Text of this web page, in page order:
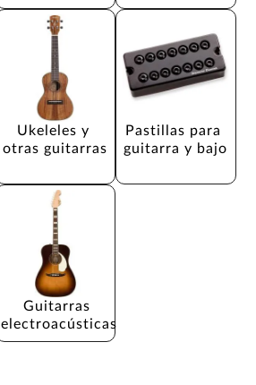
Ukeleles y
otras guitarras
Pastillas para
guitarra y bajo
Guitarras
electroacústicas